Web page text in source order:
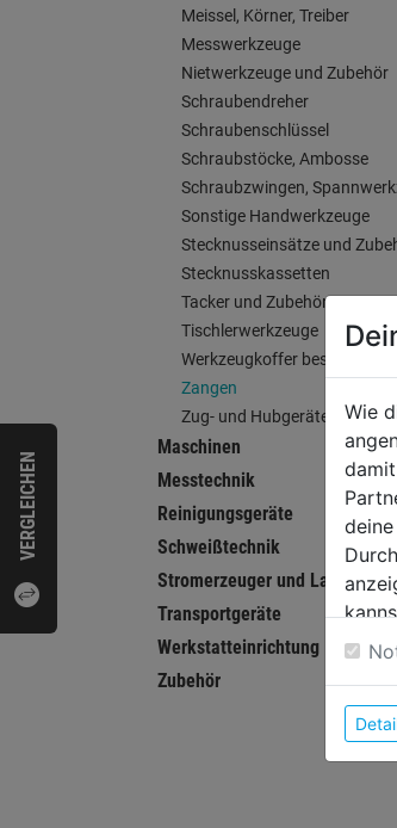
VERGLEICHEN
Meissel, Körner, Treiber
Messwerkzeuge
Nietwerkzeuge und Zubehör
Schraubendreher
Schraubenschlüssel
Schraubstöcke, Ambosse
Schraubzwingen,
Sonstige Handwerkzeuge
Stecknusseinsätze und
Stecknusskassetten
Tacker und Zubehör
Tischlerwerkzeuge
Werkzeugkoffer bestückt
Zangen
Zug- und Hubgeräte
Maschinen
Messtechnik
Reinigungsgeräte
Schweißtechnik
Stromerzeuger und Ladegeräte
Transportgeräte
Werkstatteinrichtung
Zubehör
Wie